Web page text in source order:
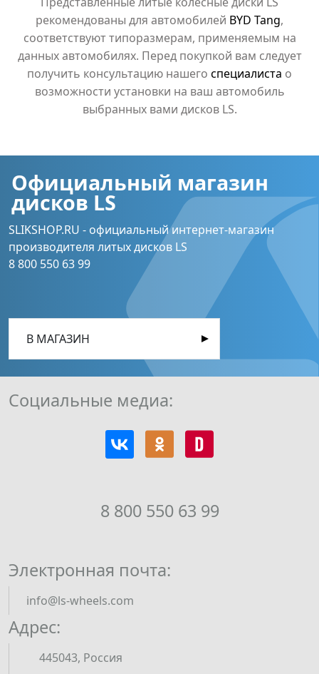
рекомендованы для автомобилей BYD Tang,
соответствуют типоразмерам, применяемым на
данных автомобилях. Перед покупкой вам следует
получить консультацию нашего специалиста о
возможности установки на ваш автомобиль
выбранных вами дисков LS.
Официальный магазин
дисков LS
SLIKSHOP.RU - официальный интернет-магазин
производителя литых дисков LS
8 800 550 63 99
В МАГАЗИН
Адрес:
445043, Россия
8 800 550 63 99
Электронная почта:
info@ls-wheels.com
Социальные медиа: